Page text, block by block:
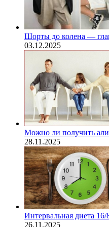
Шорты до колена —
03.12.2025
Можно ли получить
28.11.2025
Интервальная диета
26.11.2025